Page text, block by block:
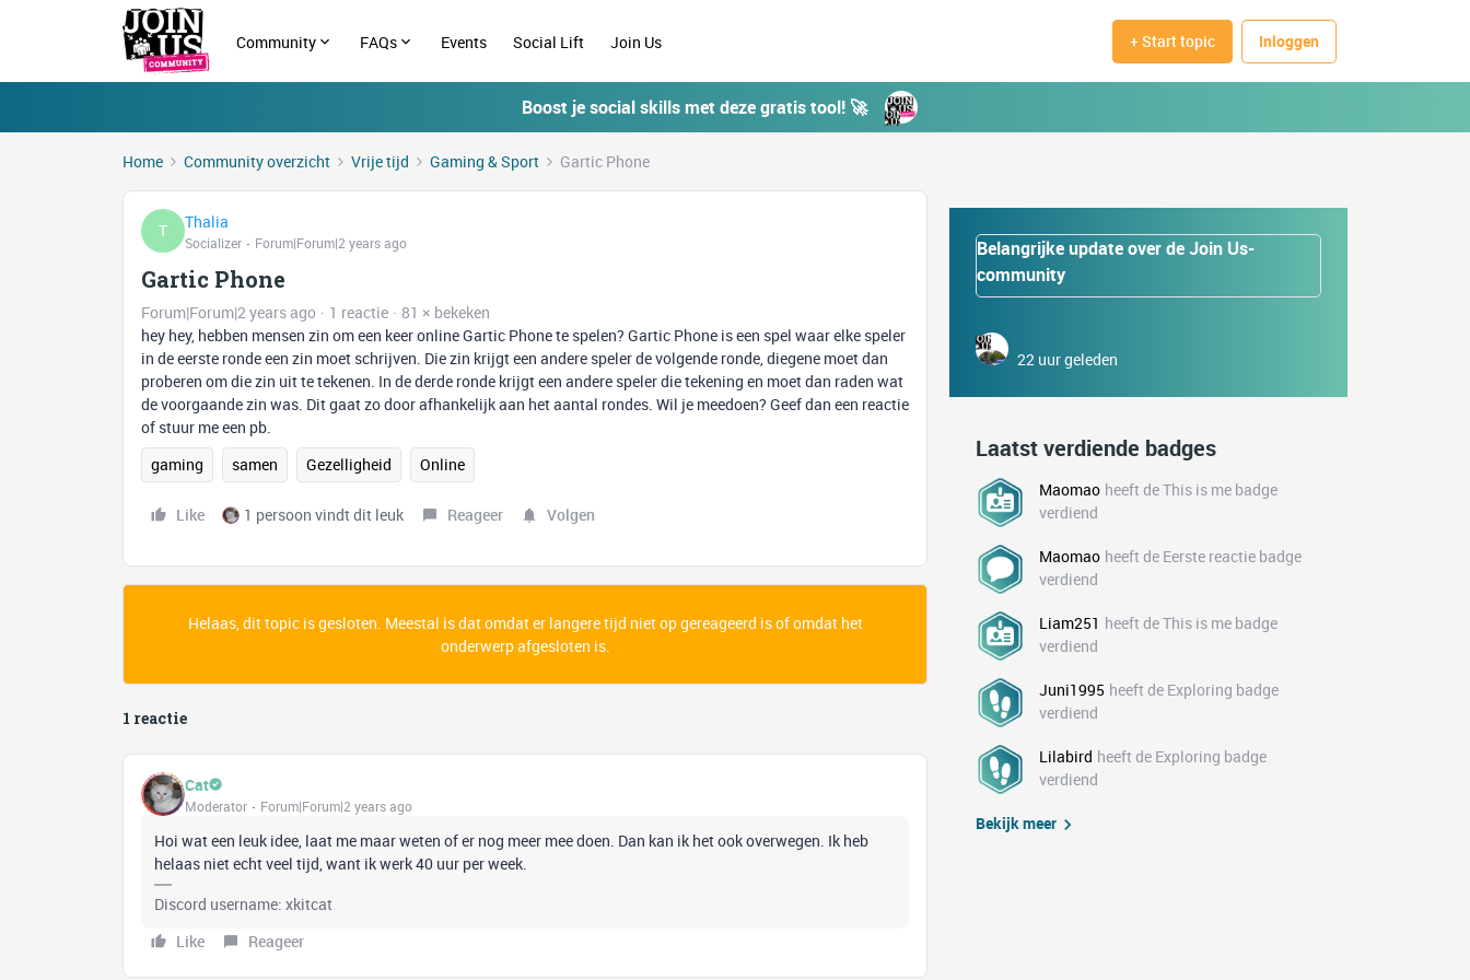
Community FAQs Events Social Lift Join Us + Start topic Inloggen
Boost je social skills met deze gratis tool! 🚀
Home Community overzicht Vrije tijd Gaming & Sport Gartic Phone
T Thalia
Socializer Forum|Forum|2 years ago
Gartic Phone
Forum|Forum|2 years ago 1 reactie
81 × bekeken
hey hey, hebben mensen zin om een keer online Gartic Phone te spelen? Gartic Phone is een spel waar elke speler
in de eerste ronde een zin moet schrijven. Die zin krijgt een andere speler de volgende ronde, diegene moet dan
proberen om die zin uit te tekenen. In de derde ronde krijgt een andere speler die tekening en moet dan raden wat
de voorgaande zin was. Dit gaat zo door afhankelijk aan het aantal rondes. Wil je meedoen? Geef dan een reactie
of stuur me een pb.
gaming
samen Gezelligheid Online
Like 1 persoon vindt dit leuk Reageer Volgen
Helaas, dit topic is gesloten. Meestal is dat omdat er langere tijd niet op gereageerd is of omdat het
onderwerp afgesloten is.
1 reactie
Cat
Moderator Forum|Forum|2 years ago
Hoi wat een leuk idee, laat me maar weten of er nog meer mee doen. Dan kan ik het ook overwegen. Ik heb
helaas niet echt veel tijd, want ik werk 40 uur per week.
Discord username: xkitcat
Like
Reageer
Belangrijke update over de Join Us-
community
22 uur geleden
Laatst verdiende badges
Maomao heeft de This is me badge
verdiend
Maomao heeft de Eerste reactie badge
verdiend
Liam251 heeft de This is me badge
verdiend
Juni1995 heeft de Exploring badge
verdiend
Lilabird heeft de Exploring badge
verdiend
Bekijk meer